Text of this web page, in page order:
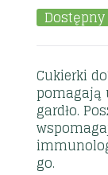
Dostępny
Cukierki
pomagają
gardło.
go.